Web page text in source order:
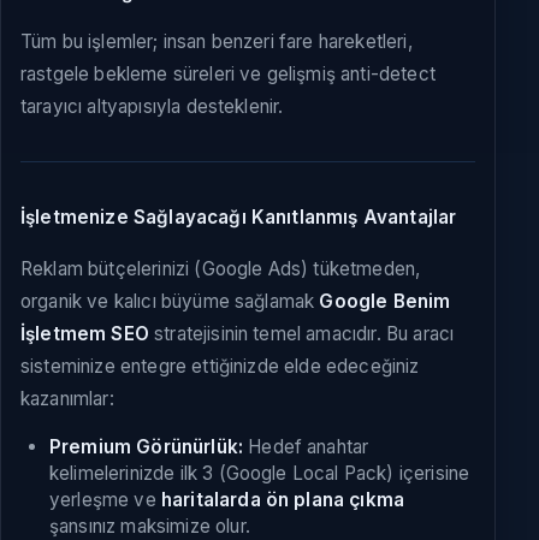
Tüm bu işlemler; insan benzeri fare hareketleri,
rastgele bekleme süreleri ve gelişmiş anti-detect
tarayıcı altyapısıyla desteklenir.
İşletmenize Sağlayacağı Kanıtlanmış Avantajlar
Reklam bütçelerinizi (Google Ads) tüketmeden,
organik ve kalıcı büyüme sağlamak Google Benim
İşletmem SEO stratejisinin temel amacıdır. Bu aracı
sisteminize entegre ettiğinizde elde edeceğiniz
kazanımlar:
Premium Görünürlük: Hedef anahtar
kelimelerinizde ilk 3 (Google Local Pack) içerisine
yerleşme ve haritalarda ön plana çıkma
şansınız maksimize olur.